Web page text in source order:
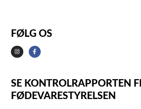
FØLG OS
SE KONTROLRAPPORTEN
FØDEVARESTYRELSEN